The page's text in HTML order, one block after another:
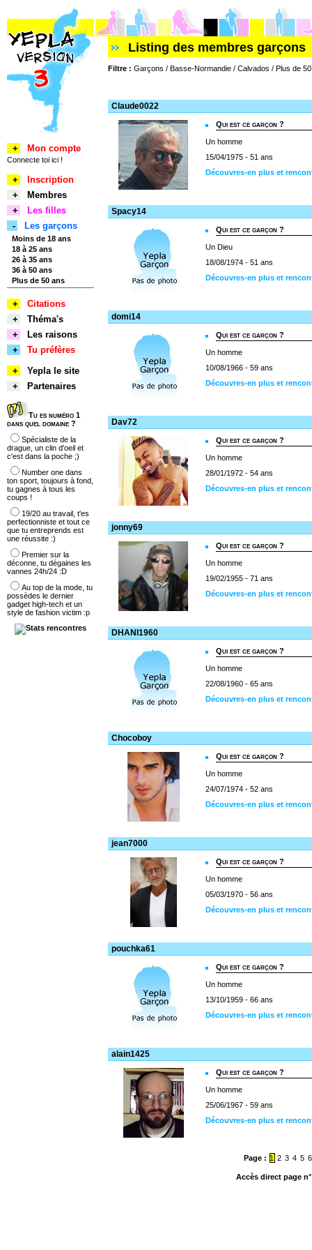
Listing des membres garçons
Filtre : Garçons / Basse-Normandie / Calvados / Plus de
Claude0022
Qui est ce garçon ?
Un homme
15/04/1975 - 51 ans
Découvres-en plus et
Spacy14
Qui est ce garçon ?
Un Dieu
18/08/1974 - 51 ans
Découvres-en plus et
domi14
Qui est ce garçon ?
Un homme
10/08/1966 - 59 ans
Découvres-en plus et
Dav72
Qui est ce garçon ?
Un homme
28/01/1972 - 54 ans
Découvres-en plus et
jonny69
Qui est ce garçon ?
Un homme
19/02/1955 - 71 ans
Découvres-en plus et
DHANI1960
Qui est ce garçon ?
Un homme
22/08/1960 - 65 ans
Découvres-en plus et
Chocoboy
Qui est ce garçon ?
Un homme
24/07/1974 - 52 ans
Découvres-en plus et
jean7000
Qui est ce garçon ?
Un homme
05/03/1970 - 56 ans
Découvres-en plus et
pouchka61
Qui est ce garçon ?
Un homme
13/10/1959 - 66 ans
Découvres-en plus et
alain1425
Qui est ce garçon ?
Un homme
25/06/1967 - 59 ans
Découvres-en plus et
Page : 1 2 3 4 5 6
Accès direct page
+ Mon compte
Connecte toi ici !
+
Inscription
+
Membres
+
Les filles
-
Les garçons
Moins de 18 ans
18 à 25 ans
26 à 35 ans
36 à 50 ans
Plus de 50 ans
+
Citations
+
Théma's
+
Les raisons
+
Tu préfères
+
Yepla le site
+
Partenaires
Tu es numéro 1
dans quel domaine ?
Spécialiste de la
drague, un clin d'oeil et
c'est dans la poche ;)
Number one dans
ton sport, toujours à fond,
tu gagnes à tous les
coups !
19/20 au travail, t'es
perfectionniste et tout ce
que tu entreprends est
une réussite :)
Premier sur la
déconne, tu dégaines les
vannes 24h/24 :D
Au top de la mode, tu
possèdes le dernier
gadget high-tech et un
style de fashion victim :p